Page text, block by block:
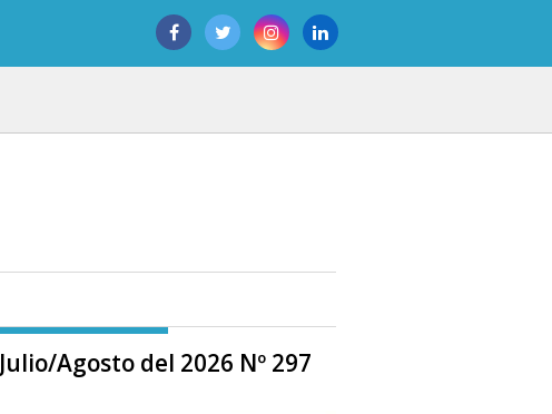
Julio/Agosto del 2026 Nº 297